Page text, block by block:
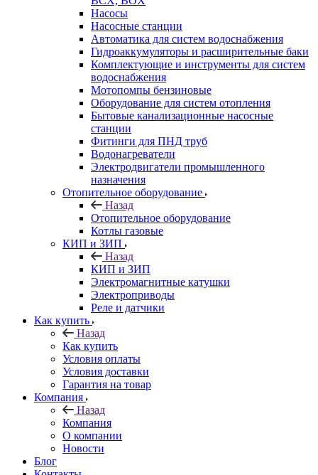
Насосы
Насосные станции
Автоматика для систем водоснабжения
Гидроаккумуляторы и расширительные баки
Комплектующие и инструменты для систем
водоснабжения
Мотопомпы бензиновые
Оборудование для систем отопления
Бытовые канализационные насосные
станции
Фитинги для ПНД труб
Водонагреватели
Электродвигатели промышленного
назначения
Отопительное оборудование
Назад
Отопительное оборудование
Котлы газовые
КИП и ЗИП
Назад
КИП и ЗИП
Электромагнитные катушки
Электроприводы
Реле и датчики
Как купить
Назад
Как купить
Условия оплаты
Условия доставки
Гарантия на товар
Компания
Назад
Компания
О компании
Новости
Блог